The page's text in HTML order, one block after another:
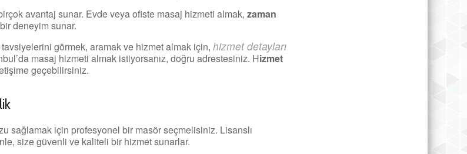
avantaj sunar. Evde veya ofiste masaj hizmeti almak, zaman
deneyim sunar.
görmek, aramak ve hizmet almak için, hizmet detayları
masaj hizmeti almak istiyorsanız, doğru adrestesiniz. Hizmet
geçebilirsiniz.
sağlamak için profesyonel bir masör seçmelisiniz. Lisanslı
size güvenli ve kaliteli bir hizmet sunarlar.